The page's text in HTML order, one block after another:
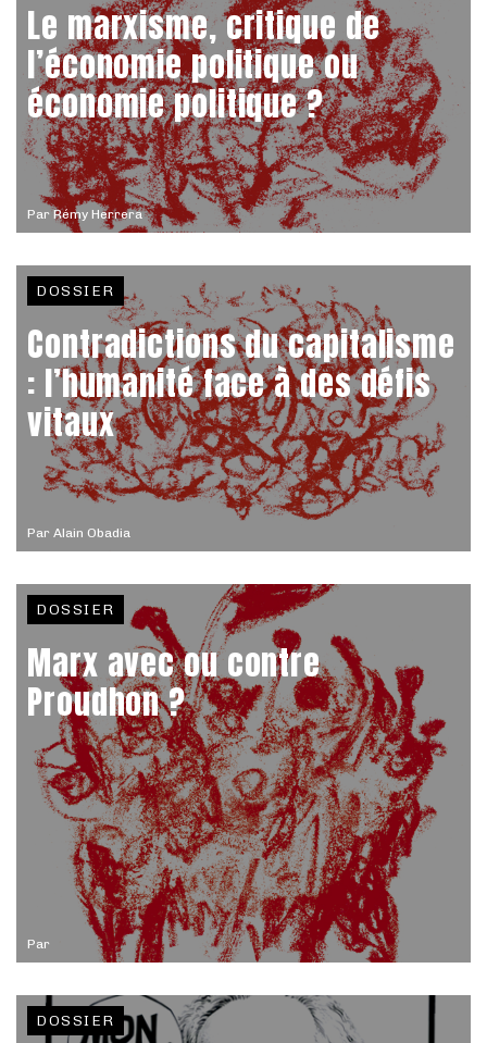
ParRémy Herrera
Le marxisme, critique de
l’économie politique ou
économie politique ?
Par Alain Obadia
DOSSIER
Contradictions du capitalisme
: l’humanité face à des défis
vitaux
Par
DOSSIER
Marx avec ou contre
Proudhon ?
DOSSIER